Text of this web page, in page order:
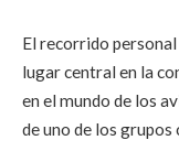
El recorrido
lugar central en la
en el mundo de los
de uno de los